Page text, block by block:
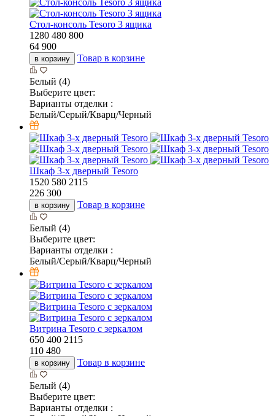
Стол-консоль Tesoro 3 ящика
1280 480 800
64 900
в корзину Товар в корзине
Белый (4)
Выберите цвет:
Варианты отделки :
Белый/Серый/Кварц/Черный
Шкаф 3-х дверный Tesoro
1520 580 2115
226 300
в корзину Товар в корзине
Белый (4)
Выберите цвет:
Варианты отделки :
Белый/Серый/Кварц/Черный
Витрина Tesoro с зеркалом
650 400 2115
110 480
в корзину Товар в корзине
Белый (4)
Выберите цвет:
Варианты отделки :